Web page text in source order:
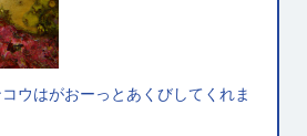
ウはがおーっとあくびしてくれま